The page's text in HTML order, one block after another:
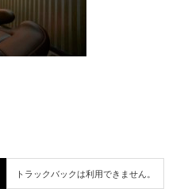
トラックバックは利用できません。